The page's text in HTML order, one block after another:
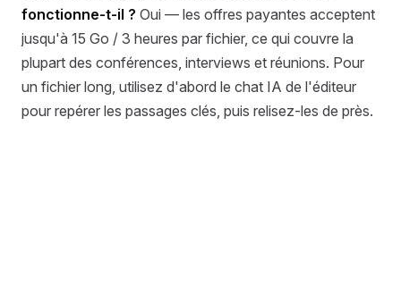
fonctionne-t-il ? Oui — les offres payantes acceptent
jusqu'à 15 Go / 3 heures par fichier, ce qui couvre la
plupart des conférences, interviews et réunions. Pour
un fichier long, utilisez d'abord le chat IA de l'éditeur
pour repérer les passages clés, puis relisez-les de près.